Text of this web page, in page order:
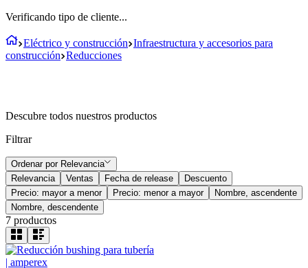
Verificando tipo de cliente...
Eléctrico y construcción Infraestructura y accesorios para
construcción Reducciones
Descubre todos nuestros productos
Filtrar
Ordenar por Relevancia
Relevancia
Ventas Fecha de release
Descuento
Precio: mayor a menor
Precio: menor a mayor
Nombre, ascendente
Nombre, descendente
7 productos